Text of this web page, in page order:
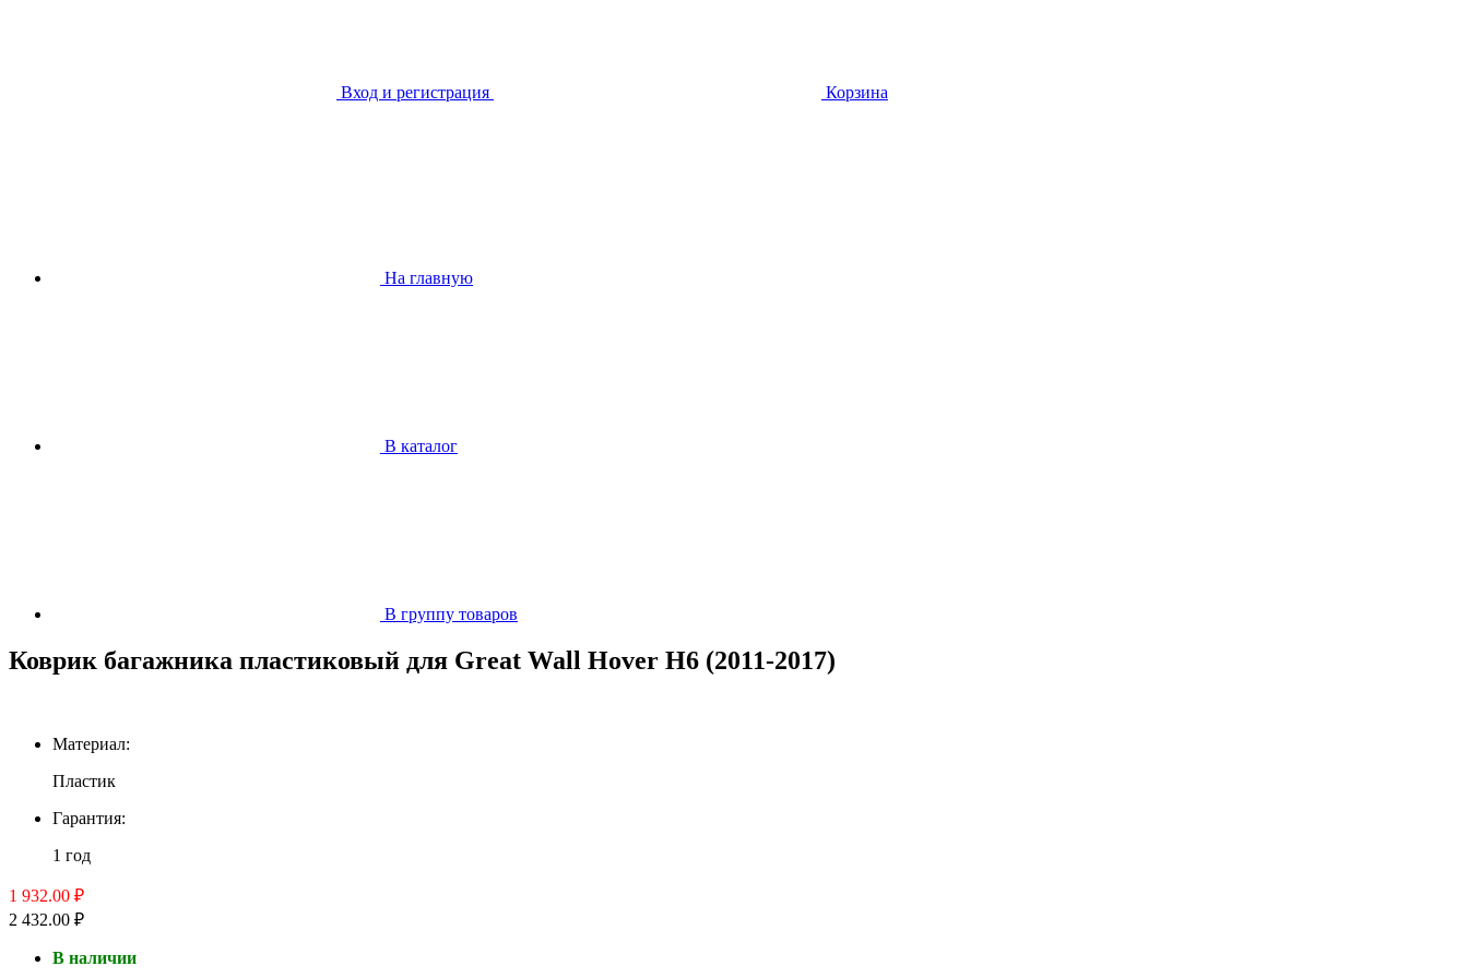
Вход и регистрация Корзина
На главную
В каталог
В группу товаров
Коврик багажника пластиковый для Great Wall Hover H6 (2011-2017)
Материал:
Пластик
Гарантия:
1 год
1 932.00 ₽
2 432.00 ₽
В наличии